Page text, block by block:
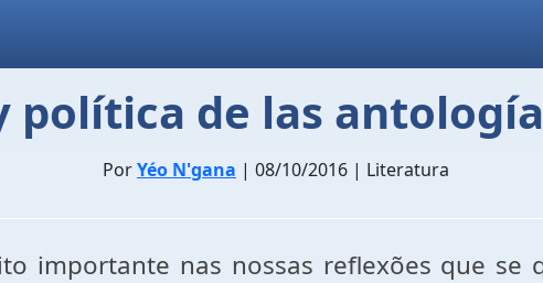
política de las
PorYéo N'gana | 08/10/2016 | Literatura
importante nas nossas reflexões que se